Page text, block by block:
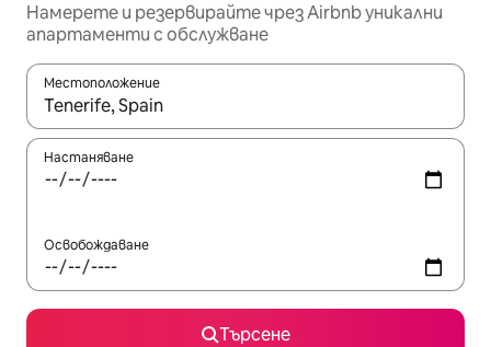
Намерете и резервирайте чрез Airbnb уникални
апартаменти с обслужване
Местоположение
Когато резултатите се покажат, използвайте
Настаняване
Освобождаване
Търсене